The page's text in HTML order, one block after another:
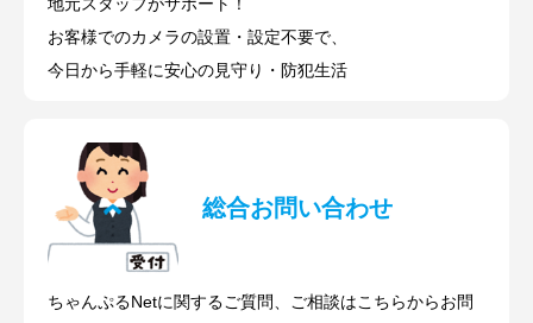
お客様でのカメラの設置・設定不要で、
今日から手軽に安心の見守り・防犯生活
総合お問い合わせ
ちゃんぷるNetに関するご質問、ご相談はこちらからお問